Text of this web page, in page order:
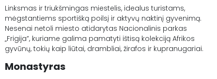
Linksmas ir triukšmingas miestelis, idealus turistams,
mėgstantiems sportišką poilsį ir aktyvų naktinį gyvenimą.
Nesenai netoli miesto atidarytas Nacionalinis parkas
„Frigija”, kuriame galima pamatyti ištisą kolekciją Afrikos
gyvūnų, tokių kaip liūtai, drambliai, žirafos ir kupranugariai.
Monastyras